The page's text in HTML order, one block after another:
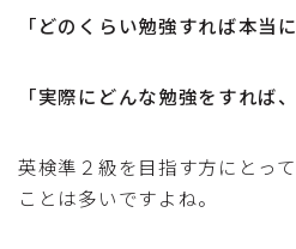
英検
英検準１級
英検準２級
「どのくらい勉強すれば本当
「実際にどんな勉強をすれば
英検準２級を目指す方にとっ
ことは多いですよね。